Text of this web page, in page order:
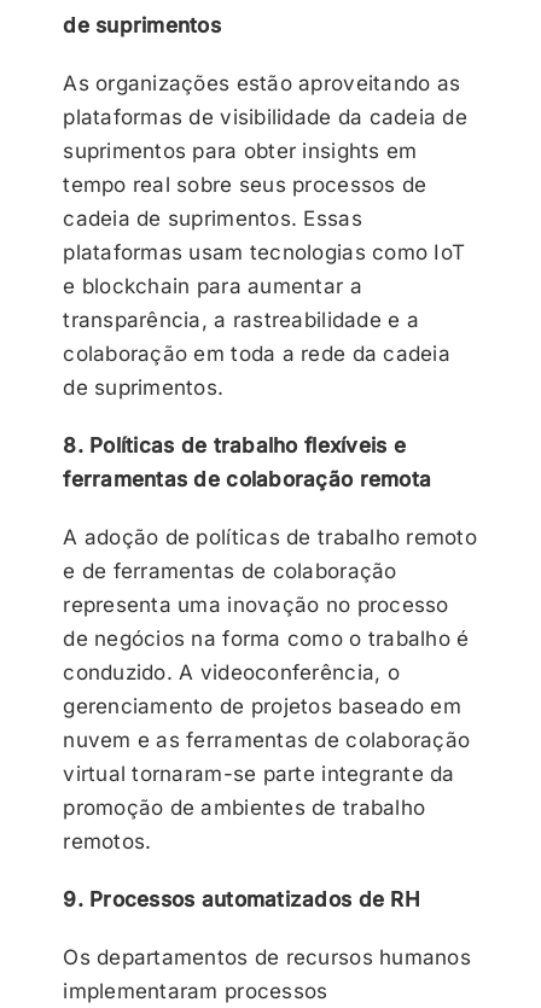
de suprimentos
As organizações estão aproveitando as
plataformas de visibilidade da cadeia de
suprimentos para obter insights em
tempo real sobre seus processos de
cadeia de suprimentos. Essas
plataformas usam tecnologias como IoT
e blockchain para aumentar a
transparência, a rastreabilidade e a
colaboração em toda a rede da cadeia
de suprimentos.
8. Políticas de trabalho flexíveis e
ferramentas de colaboração remota
A adoção de políticas de trabalho remoto
e de ferramentas de colaboração
representa uma inovação no processo
de negócios na forma como o trabalho é
conduzido. A videoconferência, o
gerenciamento de projetos baseado em
nuvem e as ferramentas de colaboração
virtual tornaram-se parte integrante da
promoção de ambientes de trabalho
remotos.
9. Processos automatizados de RH
Os departamentos de recursos humanos
implementaram processos